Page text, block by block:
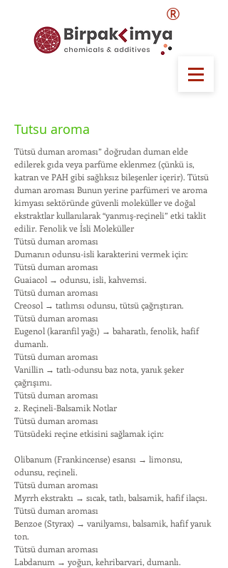
®
Tutsu aroma
Tütsü duman aroması” doğrudan duman elde
edilerek gıda veya parfüme eklenmez (çünkü is,
katran ve PAH gibi sağlıksız bileşenler içerir). Tütsü
duman aroması Bunun yerine parfümeri ve aroma
kimyası sektöründe güvenli moleküller ve doğal
ekstraktlar kullanılarak “yanmış-reçineli” etki taklit
edilir. Fenolik ve İsli Moleküller
Tütsü duman aroması
Dumanın odunsu-isli karakterini vermek için:
Tütsü duman aroması
Guaiacol → odunsu, isli, kahvemsi.
Tütsü duman aroması
Creosol → tatlımsı odunsu, tütsü çağrıştıran.
Tütsü duman aroması
Eugenol (karanfil yağı) → baharatlı, fenolik, hafif
dumanlı.
Tütsü duman aroması
Vanillin → tatlı-odunsu baz nota, yanık şeker
çağrışımı.
Tütsü duman aroması
2. Reçineli-Balsamik Notlar
Tütsü duman aroması
Tütsüdeki reçine etkisini sağlamak için:
Olibanum (Frankincense) esansı → limonsu,
odunsu, reçineli.
Tütsü duman aroması
Myrrh ekstraktı → sıcak, tatlı, balsamik, hafif ilaçsı.
Tütsü duman aroması
Benzoe (Styrax) → vanilyamsı, balsamik, hafif yanık
ton.
Tütsü duman aroması
Labdanum → yoğun, kehribarvari, dumanlı.